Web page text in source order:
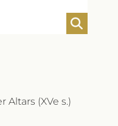
Altars (XVe s.)